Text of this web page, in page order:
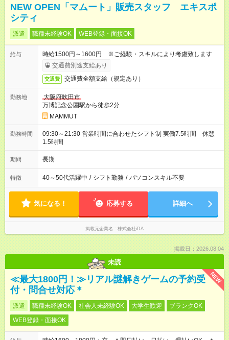
NEW OPEN「マムート」販売スタッフ エキスポ
シティ
派遣 職種未経験OK WEB登録・面接OK
給与
時給1500円～1600円 ※ご経験・スキルにより考慮致します
交通費別途支給あり
交通費 交通費全額支給（規定あり）
勤務地
大阪府吹田市
万博記念公園駅から徒歩2分
MAMMUT
勤務時間
09:30～21:30 営業時間に合わせたシフト制 実働7.5時間 休憩
1.5時間
期間 長期
特徴 40～50代活躍中 / シフト勤務 / パソコンスキル不要
気になる！ 応募する 詳細へ
掲載元企業名 株式会社iDA
掲載日：2026.08.04
未読
NEW
≪最大1800円！≫リアル謎解きゲームの予約受
付・問合せ対応＊
派遣 職種未経験OK 社会人未経験OK 大学生歓迎
ブランクOK
WEB登録・面接OK